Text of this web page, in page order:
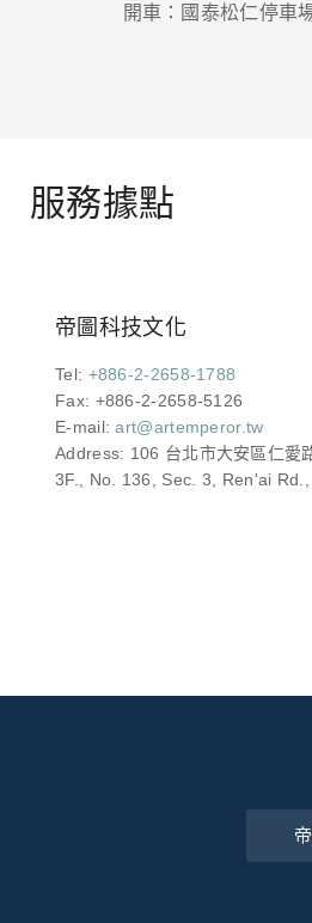
開車：國泰松仁停車
服務據點
帝圖科技文化
Tel: +886-2-2658-1788
Fax: +886-2-2658-5126
E-mail:art@artemperor.tw
Address: 106 台北市大安區仁
3F., No. 136, Sec. 3, Ren'ai